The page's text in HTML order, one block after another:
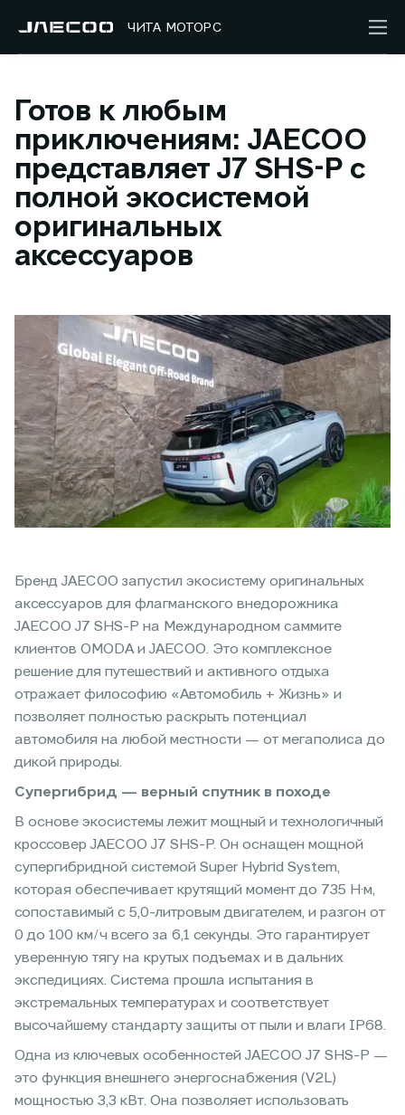
ЧИТА МОТОРС
Готов к любым
приключениям: JAECOO
представляет J7 SHS-P с
полной экосистемой
оригинальных
аксессуаров
Бренд JAECOO запустил экосистему оригинальных
аксессуаров для флагманского внедорожника
JAECOO J7 SHS-P на Международном саммите
клиентов OMODA и JAECOO. Это комплексное
решение для путешествий и активного отдыха
отражает философию «Автомобиль + Жизнь» и
позволяет полностью раскрыть потенциал
автомобиля на любой местности — от мегаполиса до
дикой природы.
Супергибрид — верный спутник в походе
В основе экосистемы лежит мощный и технологичный
кроссовер JAECOO J7 SHS-P. Он оснащен мощной
супергибридной системой Super Hybrid System,
которая обеспечивает крутящий момент до 735 Н·м,
сопоставимый с 5,0-литровым двигателем, и разгон от
0 до 100 км/ч всего за 6,1 секунды. Это гарантирует
уверенную тягу на крутых подъемах и в дальних
экспедициях. Система прошла испытания в
экстремальных температурах и соответствует
высочайшему стандарту защиты от пыли и влаги IP68.
Одна из ключевых особенностей JAECOO J7 SHS-P —
это функция внешнего энергоснабжения (V2L)
мощностью 3,3 кВт. Она позволяет использовать